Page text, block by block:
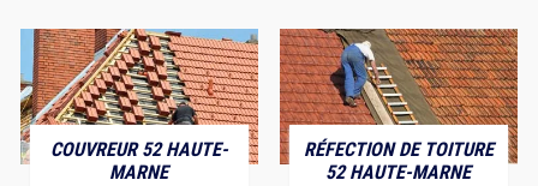
COUVREUR 52 HAUTE-
MARNE
RÉFECTION DE TOITURE
52 HAUTE-MARNE